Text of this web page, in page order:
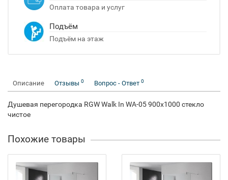
Оплата товара и услуг
Подъём
Подъём на этаж
Описание Отзывы 0 Вопрос - Ответ 0
Душевая перегородка RGW Walk In WA-05 900x1000 стекло
чистое
Похожие товары